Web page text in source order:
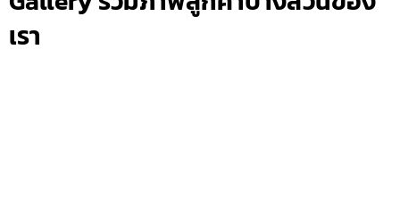
เรา